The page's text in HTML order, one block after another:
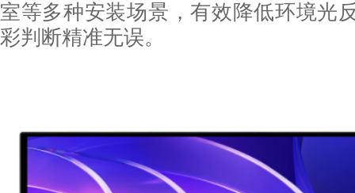
室等多种安装场景，有效降低环境光
彩判断精准无误。